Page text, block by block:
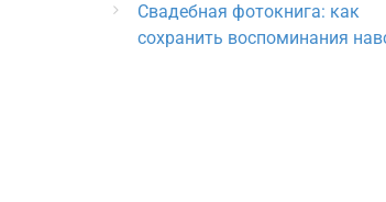
Свадебная фотокнига: как
сохранить воспоминания